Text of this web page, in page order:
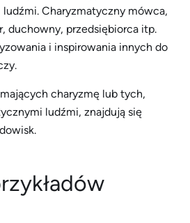
Charyzmatyczny mówca,
duchowny, przedsiębiorca itp.
i inspirowania innych do
charyzmę lub tych,
ludźmi, znajdują się